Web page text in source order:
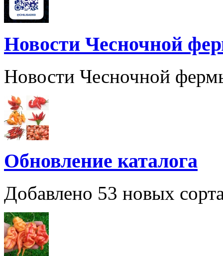
Новости Чесночной
Новости Чесночной
Обновление каталога
Добавлено 53 новых